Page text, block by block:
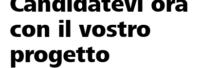
con il vostro
progetto